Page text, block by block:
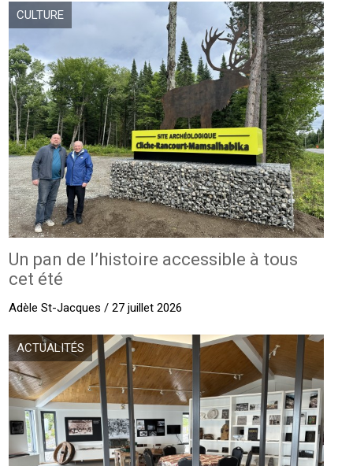
CULTURE
Un pan de l’histoire accessible à tous
cet été
Adèle St-Jacques / 27 juillet 2026
ACTUALITÉS